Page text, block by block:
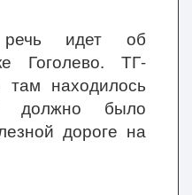
речь идет об
Гоголево. ТГ-
находилось
должно было
дороге на